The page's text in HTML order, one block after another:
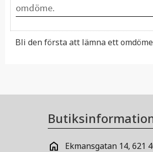
Bli den första att lämna ett
Ekmansgatan 14, 621